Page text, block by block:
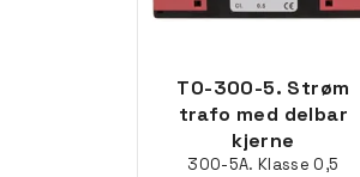
TO-300-5. Strøm
trafo med delbar
kjerne
300-5A. Klasse 0,5